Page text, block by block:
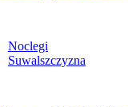
Noclegi
Suwalszczyzna